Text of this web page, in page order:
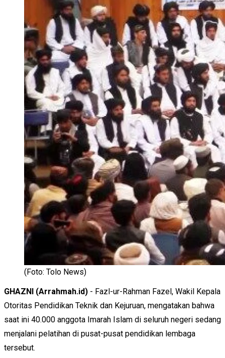
(Foto: Tolo News)
GHAZNI (Arrahmah.id) - Fazl-ur-Rahman Fazel, Wakil Kepala
Otoritas Pendidikan Teknik dan Kejuruan, mengatakan bahwa
saat ini 40.000 anggota Imarah Islam di seluruh negeri sedang
menjalani pelatihan di pusat-pusat pendidikan lembaga
tersebut.